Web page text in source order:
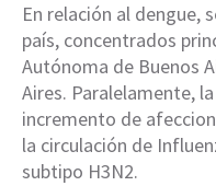
En relación al dengue,
país, concentrados
Autónoma de Buenos
Aires. Paralelamente,
incremento de
la circulación de
subtipo H3N2.